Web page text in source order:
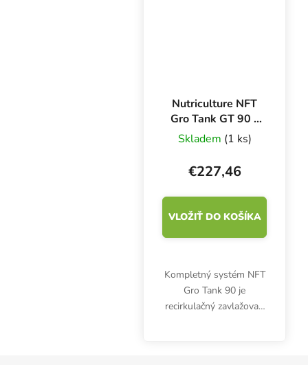
Nutriculture NFT
Gro Tank GT 90 -
90x90x22,5 cm,
hydroponický
systém
Skladem (1 ks)
€227,46
VLOŽIŤ DO KOŠÍKA
Kompletný systém NFT
Gro Tank 90 je
recirkulačný zavlažovací